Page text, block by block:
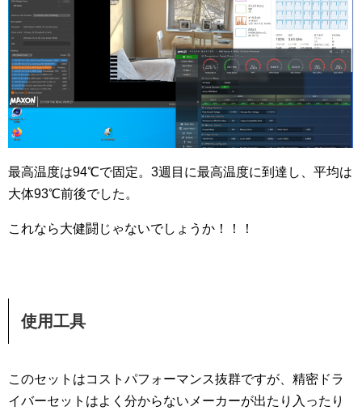
最高温度は94℃で固定。3週目に最高温度に到達し、平均は
大体93℃前後でした。
これなら大健闘じゃないでしょうか！！！
使用工具
このセットはコストパフォーマンス抜群ですが、精密ドラ
イバーセットはよく分からないメーカーが出たり入ったり